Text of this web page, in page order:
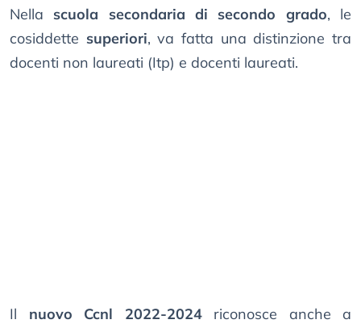
Nella scuola secondaria di secondo grado, le
cosiddette superiori, va fatta una distinzione tra
docenti non laureati (Itp) e docenti laureati.
Il nuovo Ccnl 2022-2024riconosce anche a